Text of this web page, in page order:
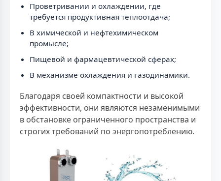
Проветривании и охлаждении, где
требуется продуктивная теплоотдача;
В химической и нефтехимическом
промысле;
Пищевой и фармацевтической сферах;
В механизме охлаждения и газодинамики.
Благодаря своей компактности и высокой
эффективности, они являются незаменимыми
в обстановке ограниченного пространства и
строгих требований по энергопотреблению.